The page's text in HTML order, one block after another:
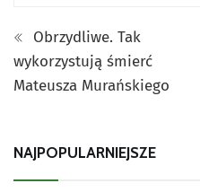
Obrzydliwe. Tak
wykorzystują śmierć
Mateusza Murańskiego
NAJPOPULARNIEJSZE